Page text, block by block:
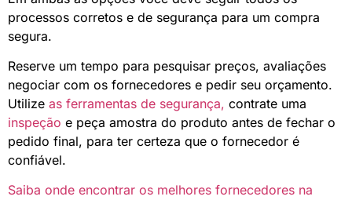
processos corretos e de segurança para um compra
segura.
Reserve um tempo para pesquisar preços, avaliações
negociar com os fornecedores e pedir seu orçamento.
Utilize as ferramentas de segurança, contrate uma
inspeção e peça amostra do produto antes de fechar o
pedido final, para ter certeza que o fornecedor é
confiável.
Saiba onde encontrar os melhores fornecedores na